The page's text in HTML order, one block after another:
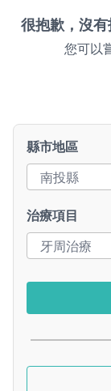
很抱歉，沒有
您可以
縣市地區
治療項目